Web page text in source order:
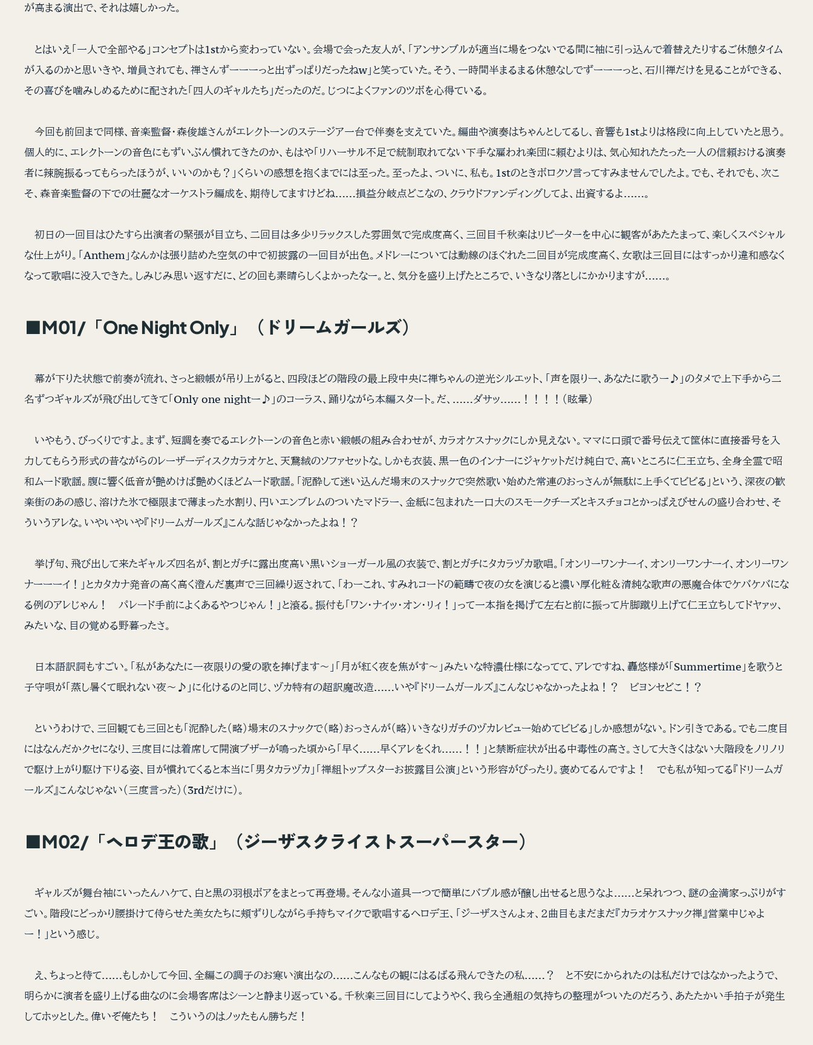
が高まる演出で、それは嬉しかった。
とはいえ「一人で全部やる」コンセプトは1stから変わっていない。会場で会った友人が、「アンサンブルが適当に場をつないでる間に袖に引っ込んで着替えたりするご休憩タイム
が入るのかと思いきや、増員されても、禅さんずーーーっと出ずっぱりだったねw」と笑っていた。そう、一時間半まるまる休憩なしでずーーーっと、石川禅だけを見ることができる、
その喜びを噛みしめるために配された「四人のギャルたち」だったのだ。じつによくファンのツボを心得ている。
今回も前回まで同様、音楽監督・森俊雄さんがエレクトーンのステージア一台で伴奏を支えていた。編曲や演奏はちゃんとしてるし、音響も1stよりは格段に向上していたと思う。
個人的に、エレクトーンの音色にもずいぶん慣れてきたのか、もはや「リハーサル不足で統制取れてない下手な雇われ楽団に頼むよりは、気心知れたたった一人の信頼おける演奏
者に辣腕振るってもらったほうが、いいのかも？」くらいの感想を抱くまでには至った。至ったよ、ついに、私も。1stのときボロクソ言ってすみませんでしたよ。でも、それでも、次こ
そ、森音楽監督の下での壮麗なオーケストラ編成を、期待してますけどね……損益分岐点どこなの、クラウドファンディングしてよ、出資するよ……。
初日の一回目はひたすら出演者の緊張が目立ち、二回目は多少リラックスした雰囲気で完成度高く、三回目千秋楽はリピーターを中心に観客があたたまって、楽しくスペシャル
な仕上がり。「Anthem」なんかは張り詰めた空気の中で初披露の一回目が出色。メドレーについては動線のほぐれた二回目が完成度高く、女歌は三回目にはすっかり違和感なく
なって歌唱に没入できた。しみじみ思い返すだに、どの回も素晴らしくよかったなー。と、気分を盛り上げたところで、いきなり落としにかかりますが……。
■M01/「One Night Only」（ドリームガールズ）
幕が下りた状態で前奏が流れ、さっと緞帳が吊り上がると、四段ほどの階段の最上段中央に禅ちゃんの逆光シルエット、「声を限りー、あなたに歌うー♪」のタメで上下手から二
名ずつギャルズが飛び出してきて「Only one nightー♪」のコーラス、踊りながら本編スタート。だ、……ダサッ……！！！！（眩暈）
いやもう、びっくりですよ。まず、短調を奏でるエレクトーンの音色と赤い緞帳の組み合わせが、カラオケスナックにしか見えない。ママに口頭で番号伝えて筐体に直接番号を入
力してもらう形式の昔ながらのレーザーディスクカラオケと、天鵞絨のソファセットな。しかも衣装、黒一色のインナーにジャケットだけ純白で、高いところに仁王立ち、全身全霊で昭
和ムード歌謡。腹に響く低音が艶めけば艶めくほどムード歌謡。「泥酔して迷い込んだ場末のスナックで突然歌い始めた常連のおっさんが無駄に上手くてビビる」という、深夜の歓
楽街のあの感じ、溶けた氷で極限まで薄まった水割り、円いエンブレムのついたマドラー、金紙に包まれた一口大のスモークチーズとキスチョコとかっぱえびせんの盛り合わせ、そ
ういうアレな。いやいやいや『ドリームガールズ』こんな話じゃなかったよね！？
挙げ句、飛び出して来たギャルズ四名が、割とガチに露出度高い黒いショーガール風の衣装で、割とガチにタカラヅカ歌唱。「オンリーワンナーイ、オンリーワンナーイ、オンリーワン
ナーーーイ！」とカタカナ発音の高く高く澄んだ裏声で三回繰り返されて、「わーこれ、すみれコードの範疇で夜の女を演じると濃い厚化粧＆清純な歌声の悪魔合体でケバケバにな
る例のアレじゃん！ パレード手前によくあるやつじゃん！」と滾る。振付も「ワン・ナイッ・オン・リィ！」って一本指を掲げて左右と前に振って片脚蹴り上げて仁王立ちしてドヤァッ、
みたいな、目の覚める野暮ったさ。
日本語訳詞もすごい。「私があなたに一夜限りの愛の歌を捧げます〜」「月が紅く夜を焦がす〜」みたいな特濃仕様になってて、アレですね、轟悠様が「Summertime」を歌うと
子守唄が「蒸し暑くて眠れない夜〜♪」に化けるのと同じ、ヅカ特有の超訳魔改造……いや『ドリームガールズ』こんなじゃなかったよね！？ ビヨンセどこ！？
というわけで、三回観ても三回とも「泥酔した（略）場末のスナックで（略）おっさんが（略）いきなりガチのヅカレビュー始めてビビる」しか感想がない。ドン引きである。でも二度目
にはなんだかクセになり、三度目には着席して開演ブザーが鳴った頃から「早く……早くアレをくれ……！！」と禁断症状が出る中毒性の高さ。さして大きくはない大階段をノリノリ
で駆け上がり駆け下りる姿、目が慣れてくると本当に「男タカラヅカ」「禅組トップスターお披露目公演」という形容がぴったり。褒めてるんですよ！ でも私が知ってる『ドリームガ
ールズ』こんなじゃない（三度言った）（3rdだけに）。
■M02/「ヘロデ王の歌」（ジーザスクライストスーパースター）
ギャルズが舞台袖にいったんハケて、白と黒の羽根ボアをまとって再登場。そんな小道具一つで簡単にバブル感が醸し出せると思うなよ……と呆れつつ、謎の金満家っぷりがす
ごい。階段にどっかり腰掛けて侍らせた美女たちに頬ずりしながら手持ちマイクで歌唱するヘロデ王、「ジーザスさんよォ、２曲目もまだまだ『カラオケスナック禅』営業中じゃよ
ー！」という感じ。
え、ちょっと待て……もしかして今回、全編この調子のお寒い演出なの……こんなもの観にはるばる飛んできたの私……？ と不安にかられたのは私だけではなかったようで、
明らかに演者を盛り上げる曲なのに会場客席はシーンと静まり返っている。千秋楽三回目にしてようやく、我ら全通組の気持ちの整理がついたのだろう、あたたかい手拍子が発生
してホッとした。偉いぞ俺たち！ こういうのはノッたもん勝ちだ！